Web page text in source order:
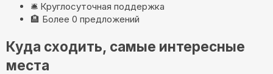
🛎️ Круглосуточная поддержка
🏨 Более 0 предложений
Куда сходить, самые интересные
места